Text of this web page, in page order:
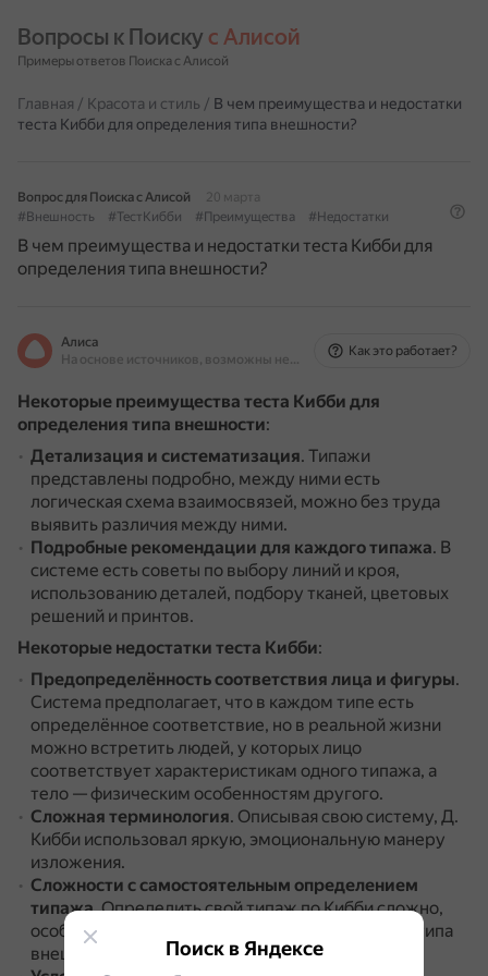
Вопросы к Поиску с Алисой
Примеры ответов Поиска с Алисой
Главная / Красота и стиль / В чем преимущества и недостатки
теста Кибби для определения типа внешности?
Вопрос для Поиска с Алисой
20 марта
#Внешность
#ТестКибби #Преимущества #Недостатки
В чем преимущества и недостатки теста Кибби для
определения типа внешности?
Алиса
На основе источников, возможны неточности
Как это работает?
Некоторые преимущества теста Кибби для
определения типа внешности:
Детализация и систематизация. Типажи
представлены подробно, между ними есть
логическая схема взаимосвязей, можно без труда
выявить различия между ними.
Подробные рекомендации для каждого типажа. В
системе есть советы по выбору линий и кроя,
использованию деталей, подбору тканей, цветовых
решений и принтов.
Некоторые недостатки теста Кибби:
Предопределённость соответствия лица и фигуры.
Система предполагает, что в каждом типе есть
определённое соответствие, но в реальной жизни
можно встретить людей, у которых лицо
соответствует характеристикам одного типажа, а
тело — физическим особенностям другого.
Сложная терминология. Описывая свою систему, Д.
Кибби использовал яркую, эмоциональную манеру
изложения.
Сложности с самостоятельным определением
типажа.Определить свой типаж по Кибби сложно,
особенно без знания основ и описания каждого типа
внешности.
Поиск в Яндексе